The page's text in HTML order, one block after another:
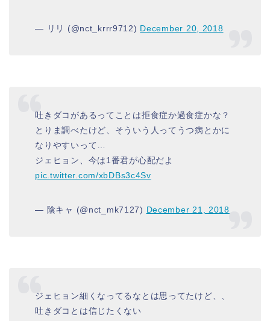
— リリ (@nct_krrr9712) December 20, 2018
吐きダコがあるってことは拒食症か過食症かな？
とりま調べたけど、そういう人ってうつ病とかに
なりやすいって…
ジェヒョン、今は1番君が心配だよ
pic.twitter.com/xbDBs3c4Sv
— 陰キャ (@nct_mk7127) December 21, 2018
ジェヒョン細くなってるなとは思ってたけど、、
吐きダコとは信じたくない